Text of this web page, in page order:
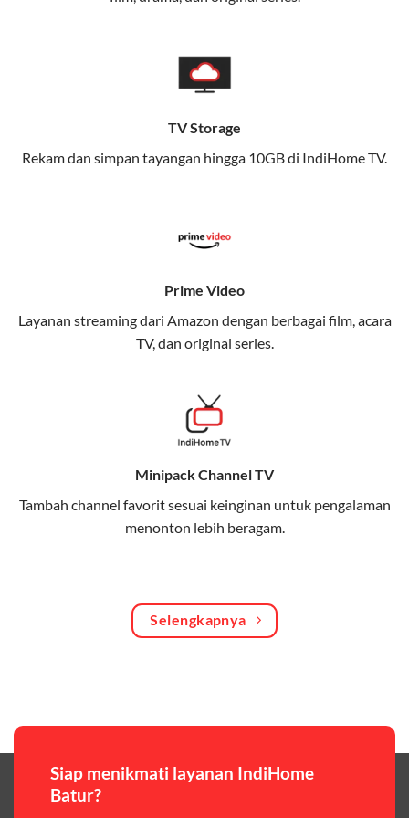
memungkinkan Anda menikmati internet cepat baik
Dengan Telkomsel One, Anda tidak terikat pada satu
teknologi jaringan tertentu, sehingga bisa menikmati
fleksibilitas dan kenyamanan maksimal.
Keunggulan Telkomsel One
streaming, gaming, dan bekerja dari rumah.
Memudahkan Anda dalam mengelola jaringan dan
meningkatkan keamanan.
Bagikan kuota internet hingga 30 GB dengan anggota
keluarga atau teman secara praktis.
One Bill System
Tagihan internet rumah dan kuota keluarga digabung
dalam satu pembayaran.
Hemat biaya dengan paket internet berkualitas tinggi
premium,berikut ulasan singkatnya:
Paket Easy
TV Storage
Rekam dan simpan tayangan hingga 10GB di IndiHome TV.
Prime Video
Layanan streaming dari Amazon dengan berbagai film, acara
TV, dan original series.
Minipack Channel TV
Tambah channel favorit sesuai keinginan untuk pengalaman
menonton lebih beragam.
Selengkapnya
Siap menikmati layanan IndiHome
Batur?